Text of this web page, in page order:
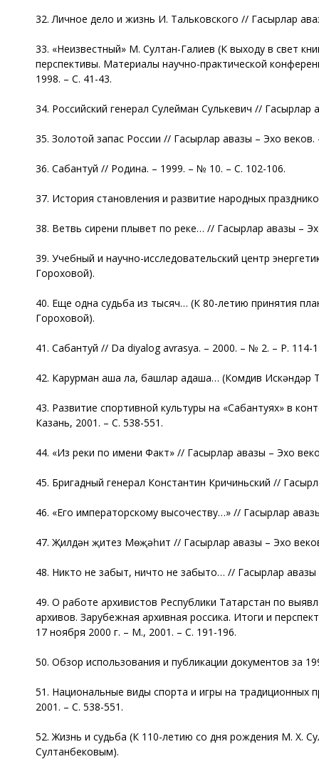
32. Личное дело и жизнь И. Тальковского // Гасырлар
33. «Неизвестный» М. Султан-Галиев (К выходу в свет
перспективы. Материалы научно-практической
1998. – С. 41-43.
34. Российский генерал Сулейман Сулькевич //
35. Золотой запас России // Гасырлар авазы – Эхо
36. Сабантуй // Родина. – 1999. – № 10. – С. 102-106.
37. История становления и развитие народных
38. Ветвь сирени плывет по реке… // Гасырлар авазы –
39. Учебный и научно-исследовательский центр
Гороховой).
40. Еще одна судьба из тысяч… (К 80-летию принятия
Гороховой).
41. Сабантуй // Da diyalog avrasya. – 2000. – № 2. – Р. 114-
42. Карурман аша ла, башлар адаша… (Комдив Искәндәр
43. Развитие спортивной культуры на «Сабантуях» в
Казань, 2001. – С. 538-551.
44. «Из реки по имени Факт» // Гасырлар авазы – Эхо
45. Бригадный генерал Константин Кричиньский //
46. «Его императорскому высочеству…» // Гасырлар
47. Җилдән җитез Мөҗәһит // Гасырлар авазы – Эхо
48. Никто не забыт, ничто не забыто… // Гасырлар
49. О работе архивистов Республики Татарстан по
архивов. Зарубежная архивная россика. Итоги и
17 ноября 2000 г. – М., 2001. – С. 191-196.
50. Обзор использования и публикации документов за
51. Национальные виды спорта и игры на традиционных
2001. – С. 538-551.
52. Жизнь и судьба (К 110-летию со дня рождения М. Х.
Султанбековым).